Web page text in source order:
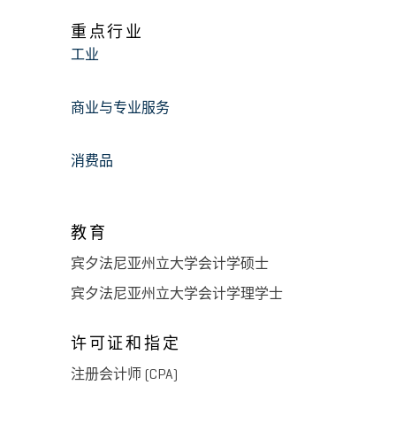
重点行业
工业
商业与专业服务
消费品
教育
宾夕法尼亚州立大学会计学硕士
宾夕法尼亚州立大学会计学理学士
许可证和指定
注册会计师 (CPA)